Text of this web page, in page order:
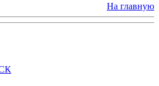
На главную